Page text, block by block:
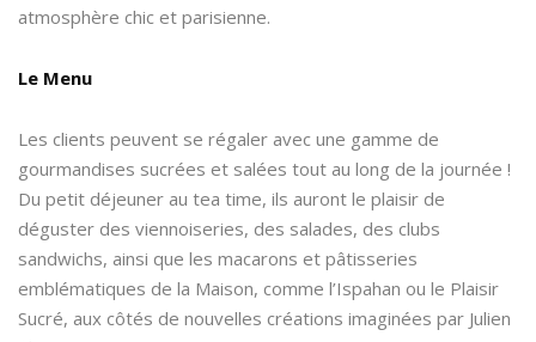
atmosphère chic et parisienne.
Le Menu
Les clients peuvent se régaler avec une gamme de
gourmandises sucrées et salées tout au long de la journée !
Du petit déjeuner au tea time, ils auront le plaisir de
déguster des viennoiseries, des salades, des clubs
sandwichs, ainsi que les macarons et pâtisseries
emblématiques de la Maison, comme l’Ispahan ou le Plaisir
Sucré, aux côtés de nouvelles créations imaginées par Julien